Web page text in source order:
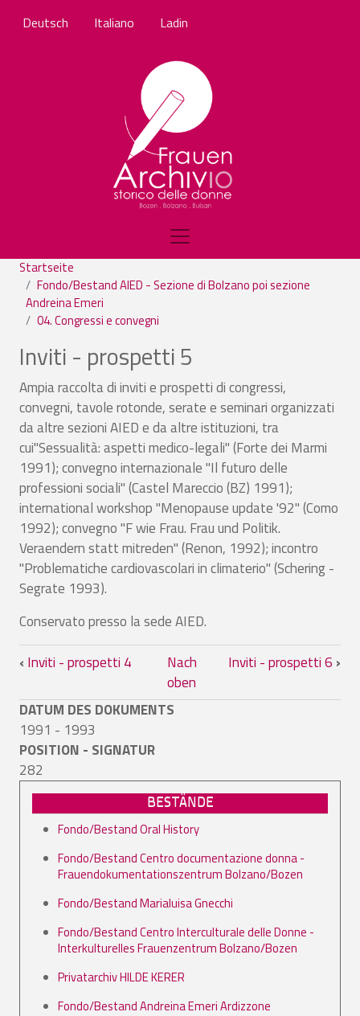
Deutsch Italiano Ladin
Startseite
Fondo/Bestand AIED - Sezione di Bolzano poi sezione
Andreina Emeri
04. Congressi e convegni
Inviti - prospetti 5
Ampia raccolta di inviti e prospetti di congressi,
convegni, tavole rotonde, serate e seminari organizzati
da altre sezioni AIED e da altre istituzioni, tra
cui"Sessualità: aspetti medico-legali" (Forte dei Marmi
1991); convegno internazionale "Il futuro delle
professioni sociali" (Castel Mareccio (BZ) 1991);
international workshop "Menopause update '92" (Como
1992); convegno "F wie Frau. Frau und Politik.
Veraendern statt mitreden" (Renon, 1992); incontro
"Problematiche cardiovascolari in climaterio" (Schering -
Segrate 1993).
Conservato presso la sede AIED.
Links für das Blättern im Buch Inviti -
‹ Inviti - prospetti 4
Nach
oben
Inviti - prospetti 6 ›
DATUM DES DOKUMENTS
1991 - 1993
POSITION - SIGNATUR
282
BESTÄNDE
Fondo/Bestand Oral History
Fondo/Bestand Centro documentazione donna -
Frauendokumentationszentrum Bolzano/Bozen
Fondo/Bestand Marialuisa Gnecchi
Fondo/Bestand Centro Interculturale delle Donne -
Interkulturelles Frauenzentrum Bolzano/Bozen
Privatarchiv HILDE KERER
Fondo/Bestand Andreina Emeri Ardizzone